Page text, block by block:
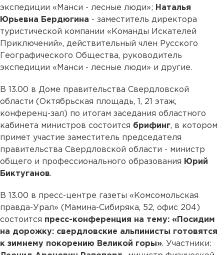
экспедиции «Манси - лесные люди»; Наталья
Юрьевна Бердюгина - заместитель директора
туристической компании «Команды Искателей
Приключений», действительный член Русского
Географического Общества, руководитель
экспедиции «Манси - лесные люди» и другие.
В 13.00 в Доме правительства Свердловской
области (Октябрьская площадь, 1, 21 этаж,
конференц-зал) по итогам заседания областного
кабинета министров состоится брифинг, в котором
примет участие заместитель председателя
правительства Свердловской области - министр
общего и профессионального образования Юрий
Биктуганов.
В 13.00 в пресс-центре газеты «Комсомольская
правда-Урал» (Мамина-Сибиряка, 52, офис 204)
состоится пресс-конференция на тему: «Посидим
на дорожку: свердловские альпинисты готовятся
к зимнему покорению Великой горы». Участники: